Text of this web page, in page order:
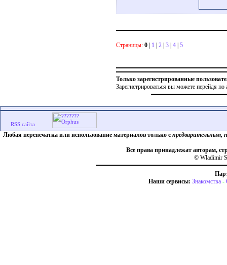
Страницы: 0 | 1 | 2 | 3 | 4 | 5
Только зарегистрированные
Зарегистрироваться вы можете перейдя по
Любая перепечатка или использование материалов только с предварительным,
Все права принадлежат авторам,
© Wladimir
Наши сервисы: Знакомства -